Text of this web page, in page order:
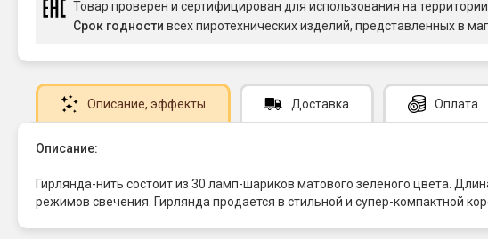
Товар проверен и сертифицирован для использования на
Срок годности всех пиротехнических изделий, представленных в
Описание, эффекты Доставка Оплата
Описание:
Гирлянда-нить состоит из 30 ламп-шариков матового зеленого цвета.
режимов свечения. Гирлянда продается в стильной и супер-компактной